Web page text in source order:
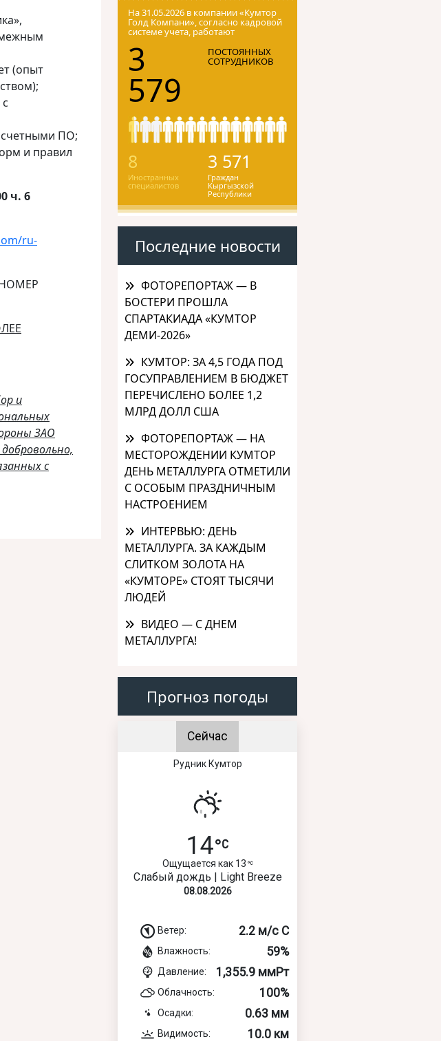
(опыт
ПО;
и правил
ч. 6
ru-
и
ЗАО
с
На 31.05.2026 в компании «Кумтор
Голд Компани», согласно кадровой
системе учета, работают
3
579
ПОСТОЯННЫХ
СОТРУДНИКОВ
8
Иностранных
специалистов
3 571
Граждан
Кыргызской
Республики
Последние новости
ФОТОРЕПОРТАЖ — В
БОСТЕРИ ПРОШЛА
СПАРТАКИАДА «КУМТОР
ДЕМИ-2026»
КУМТОР: ЗА 4,5 ГОДА ПОД
ГОСУПРАВЛЕНИЕМ В БЮДЖЕТ
ПЕРЕЧИСЛЕНО БОЛЕЕ 1,2
МЛРД ДОЛЛ США
ФОТОРЕПОРТАЖ — НА
МЕСТОРОЖДЕНИИ КУМТОР
ДЕНЬ МЕТАЛЛУРГА ОТМЕТИЛИ
С ОСОБЫМ ПРАЗДНИЧНЫМ
НАСТРОЕНИЕМ
ИНТЕРВЬЮ: ДЕНЬ
МЕТАЛЛУРГА. ЗА КАЖДЫМ
СЛИТКОМ ЗОЛОТА НА
«КУМТОРЕ» СТОЯТ ТЫСЯЧИ
ЛЮДЕЙ
ВИДЕО — С ДНЕМ
МЕТАЛЛУРГА!
Прогноз погоды
Сейчас
Рудник Кумтор
14
Ощущается как 13
Слабый дождь | Light Breeze
08.08.2026
Ветер: 2.2 м/с С
Влажность: 59%
Давление: 1,355.9 ммРт
Облачность: 100%
Осадки: 0.63 мм
Видимость: 10.0 км